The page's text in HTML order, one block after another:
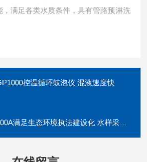
，满足各类水质条件，具有管路预淋洗
控温循环鼓泡仪 混液速度快
满足生态环境执法建设化 水样采样设备